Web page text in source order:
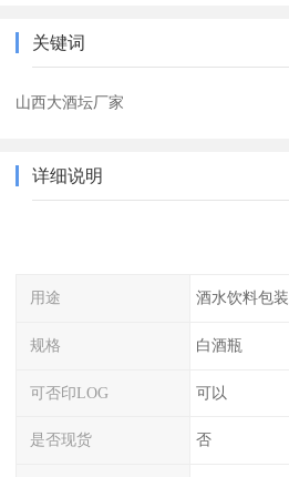
关键词
山西大酒坛厂家
详细说明
用途 酒水饮料包装
规格 白酒瓶
可否印LOG 可以
是否现货 否